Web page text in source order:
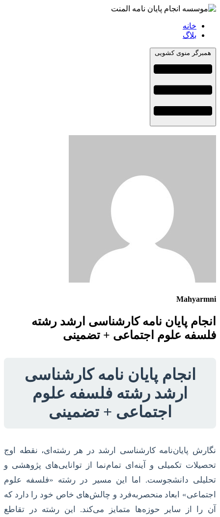
خانه
بلاگ
همبرگر منوی کشویی
Mahyarmni
انجام پایان نامه کارشناسی ارشد رشته
فلسفه علوم اجتماعی + تضمینی
انجام پایان نامه کارشناسی
ارشد رشته فلسفه علوم
اجتماعی + تضمینی
نگارش پایان‌نامه کارشناسی ارشد در هر رشته‌ای، نقطه اوج
تحصیلات تکمیلی و آینه‌ای تمام‌نما از توانایی‌های پژوهشی و
تحلیلی دانشجوست. اما این مسیر در رشته «فلسفه علوم
اجتماعی» ابعاد منحصربه‌فرد و چالش‌های خاص خود را دارد که
آن را از سایر حوزه‌ها متمایز می‌کند. این رشته در تقاطع